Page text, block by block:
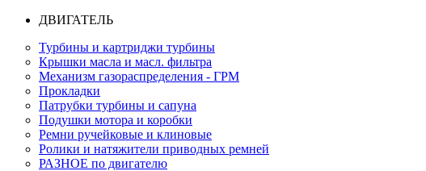
ДВИГАТЕЛЬ
Турбины и картриджи турбины
Крышки масла и масл. фильтра
Механизм газораспределения - ГРМ
Прокладки
Патрубки турбины и сапуна
Подушки мотора и коробки
Ремни ручейковые и клиновые
Ролики и натяжители приводных ремней
РАЗНОЕ по двигателю